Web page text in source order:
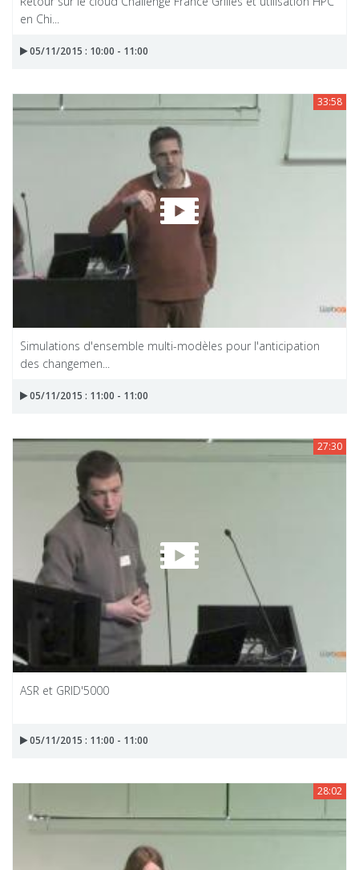
en Chi...
05/11/2015 : 10:00 - 11:00
33:58
Simulations d'ensemble multi-modèles pour l'anticipation
des changemen...
05/11/2015 : 11:00 - 11:00
27:30
ASR et GRID'5000
05/11/2015 : 11:00 - 11:00
28:02